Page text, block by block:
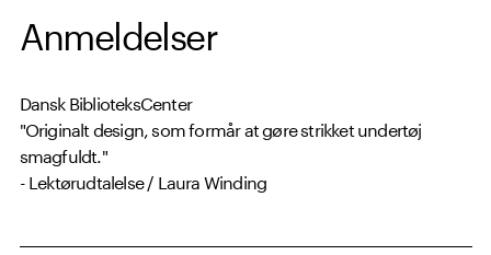
Anmeldelser
Dansk BiblioteksCenter
"Originalt design, som formår at gøre strikket undertøj
smagfuldt."
- Lektørudtalelse / Laura Winding